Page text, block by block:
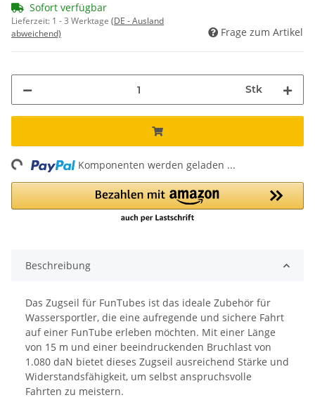
Sofort verfügbar
Lieferzeit: 1 - 3 Werktage (DE - Ausland
abweichend)
Frage zum Artikel
Stk
Komponenten werden geladen ...
Beschreibung
Das Zugseil für FunTubes ist das ideale Zubehör für
Wassersportler, die eine aufregende und sichere Fahrt
auf einer FunTube erleben möchten. Mit einer Länge
von 15 m und einer beeindruckenden Bruchlast von
1.080 daN bietet dieses Zugseil ausreichend Stärke und
Widerstandsfähigkeit, um selbst anspruchsvolle
Fahrten zu meistern.